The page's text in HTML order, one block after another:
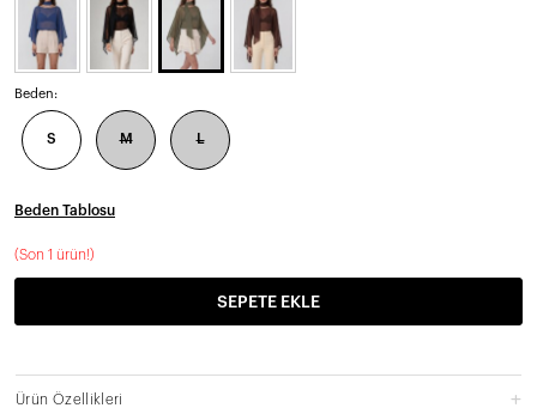
Beden:
S M L
Beden Tablosu
(Son 1 ürün!)
SEPETE EKLE
Ürün Özellikleri